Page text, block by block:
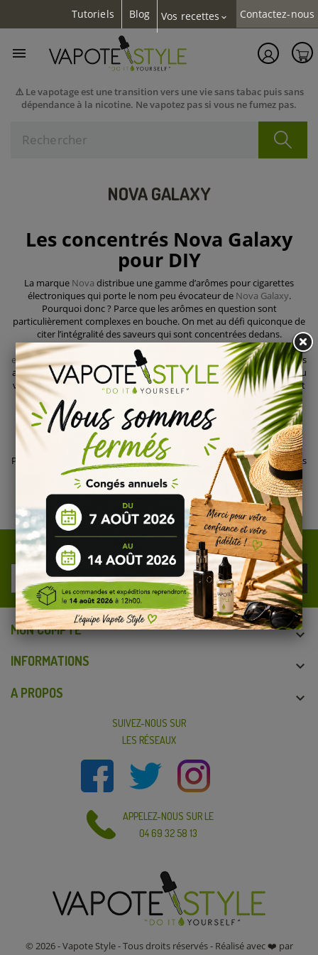
Tutoriels Blog Vos recettes expand_more Contactez-nous
⚠️ Le vapotage est une transition vers une vie sans tabac puis sans
dépendance à la nicotine. Ne vapotez pas si vous ne fumez pas.

NOVA GALAXY
Les concentrés Nova Galaxy
pour DIY
La marque Nova distribue une gamme d’arômes pour cigarettes
électroniques qui porte le nom peu évocateur de Nova Galaxy.
Pourquoi donc ? Parce que les arômes en question sont
particulièrement complexes en bouche. On met au défi quiconque de
citer l’intégralité des saveurs qui sont concentrées dedans.
C’est justement ce qui fait la subtilité de cette gamme d’arômes pour
e-liquides DIY. Mais complexe ne signifie pas pour autant mauvais. Les
arômes NOVA GALAXY sont très appréciés d’un public expérimenté au
vapotage. Nous vous les recommandons une fois que votre palais est
suffisamment affiné. Des concentrés que feront fureurs dans la
composition de vos futurs e-liquides.
Arômes Absolute Zero et Boba's
Parmi les arômes de Nova Galaxy, on pense notamment aux meilleurs
arômes Nova pour DIY comme
Absolute ZéroouBOBA’squi se
distingue par sa complexité en bouche et la présence de multiples
nuances qui permettent auvapoteur amateurde se rafraîchir la
bouche avec une vingtaines de subtilités aromatiques.
REJOIGNEZ NOTRE NEWSLETTER
MON COMPTE 
INFORMATIONS 
A PROPOS 
SUIVEZ-NOUS SUR
LES RÉSEAUX
APPELEZ-NOUS SUR LE
04 69 32 58 13
© 2026 - Vapote Style - Tous droits réservés - Réalisé avec ❤️ par